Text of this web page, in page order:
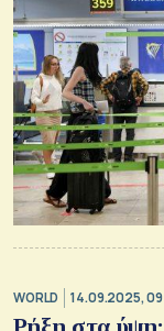
WORLD 14.09.2025,